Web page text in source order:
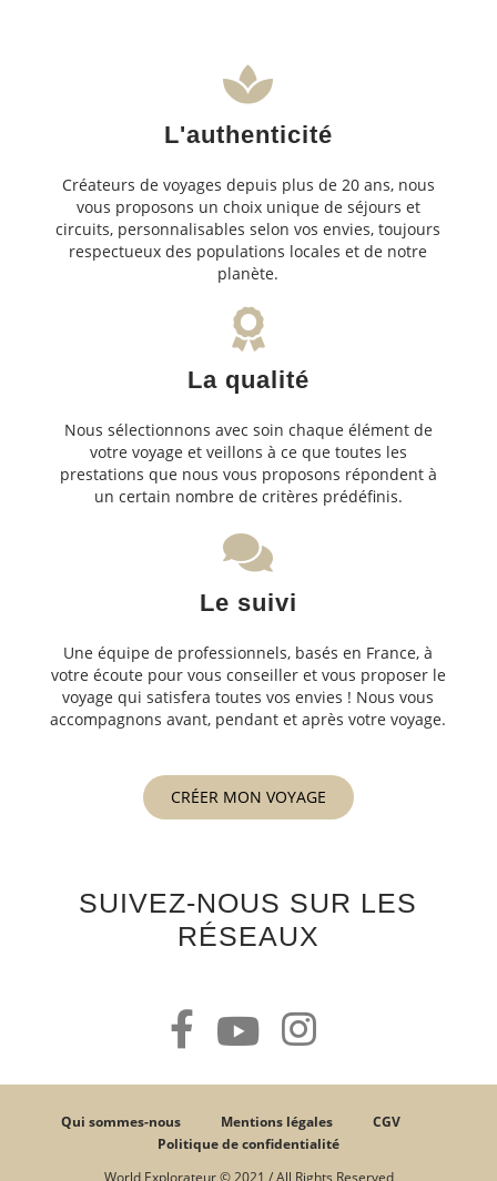
L'authenticité
Créateurs de voyages depuis plus de 20 ans, nous
vous proposons un choix unique de séjours et
circuits, personnalisables selon vos envies, toujours
respectueux des populations locales et de notre
planète.
La qualité
Nous sélectionnons avec soin chaque élément de
votre voyage et veillons à ce que toutes les
prestations que nous vous proposons répondent à
un certain nombre de critères prédéfinis.
Le suivi
Une équipe de professionnels, basés en France, à
votre écoute pour vous conseiller et vous proposer le
voyage qui satisfera toutes vos envies ! Nous vous
accompagnons avant, pendant et après votre voyage.
CRÉER MON VOYAGE
SUIVEZ-NOUS SUR LES
RÉSEAUX
Qui sommes-nous Mentions légales
CGV
Politique de confidentialité